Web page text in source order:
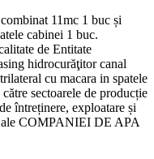
11mc 1 buc și
cabinei 1 buc.
de Entitate
hidrocurăţitor canal
cu macara in spatele
sectoarele de producție
întreținere, exploatare și
ale COMPANIEI DE APA